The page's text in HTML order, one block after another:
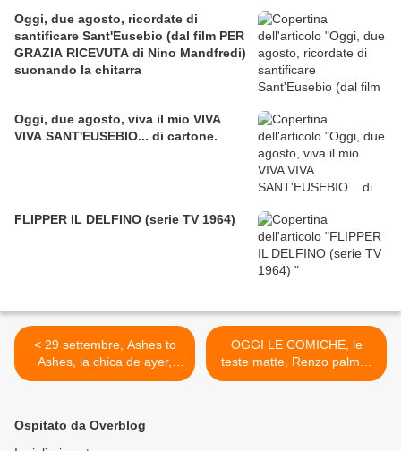
Oggi, due agosto, ricordate di
santificare Sant'Eusebio (dal film PER
GRAZIA RICEVUTA di Nino Mandfredi)
suonando la chitarra
Oggi, due agosto, viva il mio VIVA
VIVA SANT'EUSEBIO... di cartone.
FLIPPER IL DELFINO (serie TV 1964)
< 29 settembre, Ashes to
Ashes, la chica de ayer,
LIFE ON MARS.
OGGI LE COMICHE, le
teste matte, Renzo palmer
e auto che si sfasciano >
Ospitato da Overblog